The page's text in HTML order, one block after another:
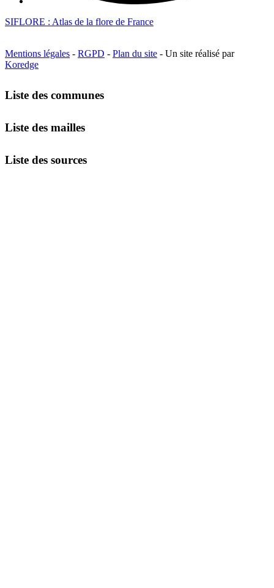
SIFLORE : Atlas de la flore de France
Mentions légales - RGPD - Plan du site - Un site réalisé par
Koredge
Liste des communes
Liste des mailles
Liste des sources